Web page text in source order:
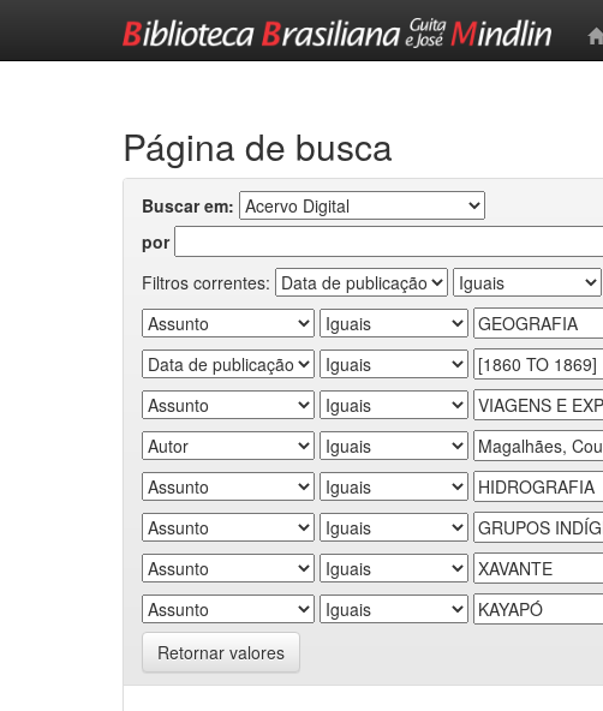
Página de busca
Buscar em:
por
Filtros correntes:
Retornar valores